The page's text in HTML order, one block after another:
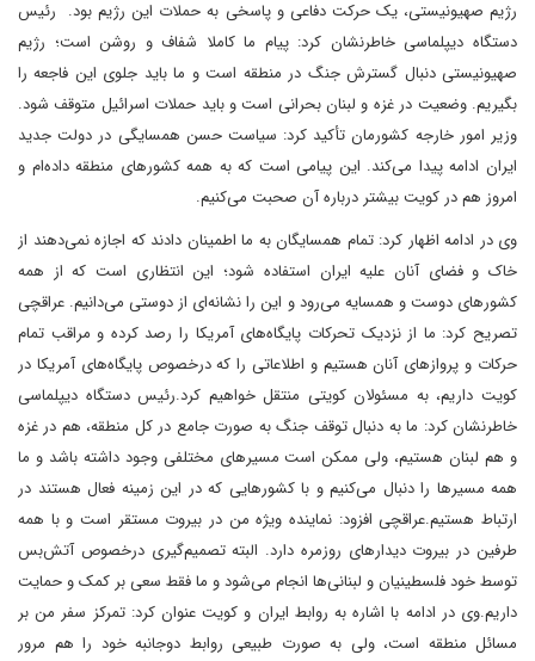
رژیم صهیونیستی، یک حرکت دفاعی و پاسخی به حملات این رژیم بود. رئیس
دستگاه دیپلماسی خاطرنشان کرد: پیام ما کاملا شفاف و روشن است؛ رژیم
صهیونیستی دنبال گسترش جنگ در منطقه است و ما باید جلوی این فاجعه را
بگیریم. وضعیت در غزه و لبنان بحرانی است و باید حملات اسرائیل متوقف شود.
وزیر امور خارجه کشورمان تأکید کرد: سیاست حسن همسایگی در دولت جدید
ایران ادامه پیدا می‌کند. این پیامی است که به همه کشورهای منطقه داده‌ام و
امروز هم در کویت بیشتر درباره آن صحبت می‌کنیم.
وی در ادامه اظهار کرد: تمام همسایگان به ما اطمینان دادند که اجازه نمی‌دهند از
خاک و فضای آنان علیه ایران استفاده شود؛ این انتظاری است که از همه
کشورهای دوست و همسایه می‌رود و این را نشانه‌ای از دوستی می‌دانیم. عراقچی
تصریح کرد: ما از نزدیک تحرکات پایگاه‌های آمریکا را رصد کرده و مراقب تمام
حرکات و پروازهای آنان هستیم و اطلاعاتی را که در‌خصوص پایگاه‌های آمریکا در
کویت داریم، به مسئولان کویتی منتقل خواهیم کرد.رئیس دستگاه دیپلماسی
خاطرنشان کرد: ما به دنبال توقف جنگ به صورت جامع در کل منطقه‌، هم در غزه
و هم لبنان هستیم، ولی ممکن است مسیرهای مختلفی وجود داشته باشد و ما
همه مسیرها را دنبال می‌کنیم و با کشورهایی که در این زمینه فعال هستند در
ارتباط هستیم.عراقچی افزود: نماینده ویژه من در بیروت مستقر است و با همه
طرفین در بیروت دیدار‌های روزمره دارد. البته تصمیم‌گیری درخصوص آتش‌بس
توسط خود فلسطینیان و لبنانی‌ها انجام می‌شود و ما فقط سعی بر کمک و حمایت
داریم.وی در ادامه با اشاره به روابط ایران و کویت عنوان کرد: تمرکز سفر من بر
مسائل منطقه است، ولی به صورت طبیعی روابط دو‌جانبه خود را هم مرور